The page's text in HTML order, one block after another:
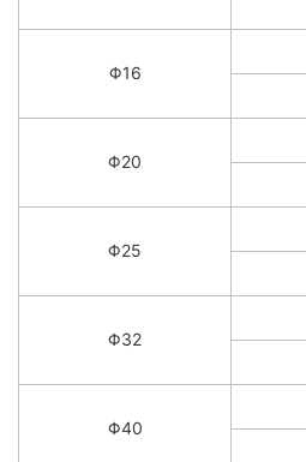
Φ16
Φ20
Φ25
Φ32
Φ40